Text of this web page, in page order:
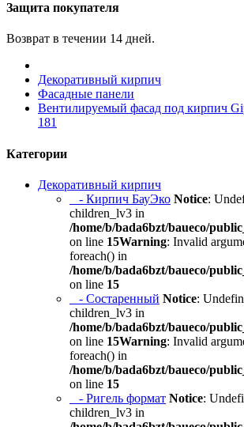
Защита покупателя
Возврат в течении 14 дней.
Декоративный кирпич
Фасадные панели
Вентилируемый фасад под кирпич
181
Категории
Декоративный кирпич
- Кирпич БауЭко Notice:
children_lv3 in
/home/b/bada6bzt/baueco/
on line 15Warning: Invalid
foreach() in
/home/b/bada6bzt/baueco/
on line 15
- Состаренный Notice:
children_lv3 in
/home/b/bada6bzt/baueco/
on line 15Warning: Invalid
foreach() in
/home/b/bada6bzt/baueco/
on line 15
- Ригель формат Notice:
children_lv3 in